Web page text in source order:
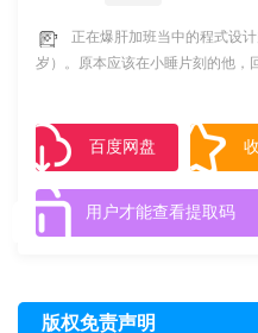
正在爆肝加班当中的程式设
岁）。原本应该在小睡片刻的他，
这样，佐藤“温馨，时而严肃，并
百度网盘
用户才能查看提取码
版权免责声明